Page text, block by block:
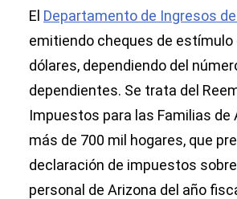
El Departamento de Ingresos
emitiendo cheques de estímulo
dólares, dependiendo del
dependientes. Se trata del
Impuestos para las Familias de
más de 700 mil hogares, que
declaración de impuestos
personal de Arizona del año